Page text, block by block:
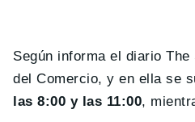
Según informa el diario
del Comercio, y en ella se
las 8:00 y las 11:00,